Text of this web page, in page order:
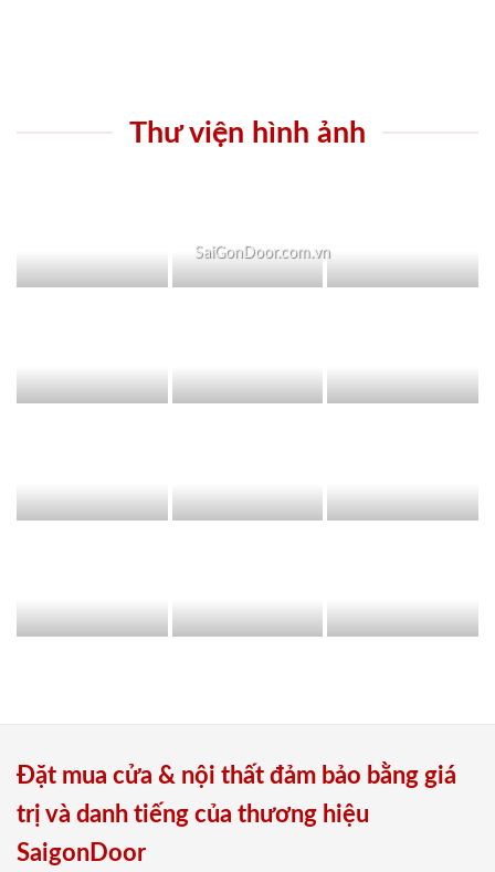
Thư viện hình ảnh
SaiGonDoor.com.vn
Đặt mua cửa & nội thất đảm bảo bằng giá
trị và danh tiếng của thương hiệu
SaigonDoor